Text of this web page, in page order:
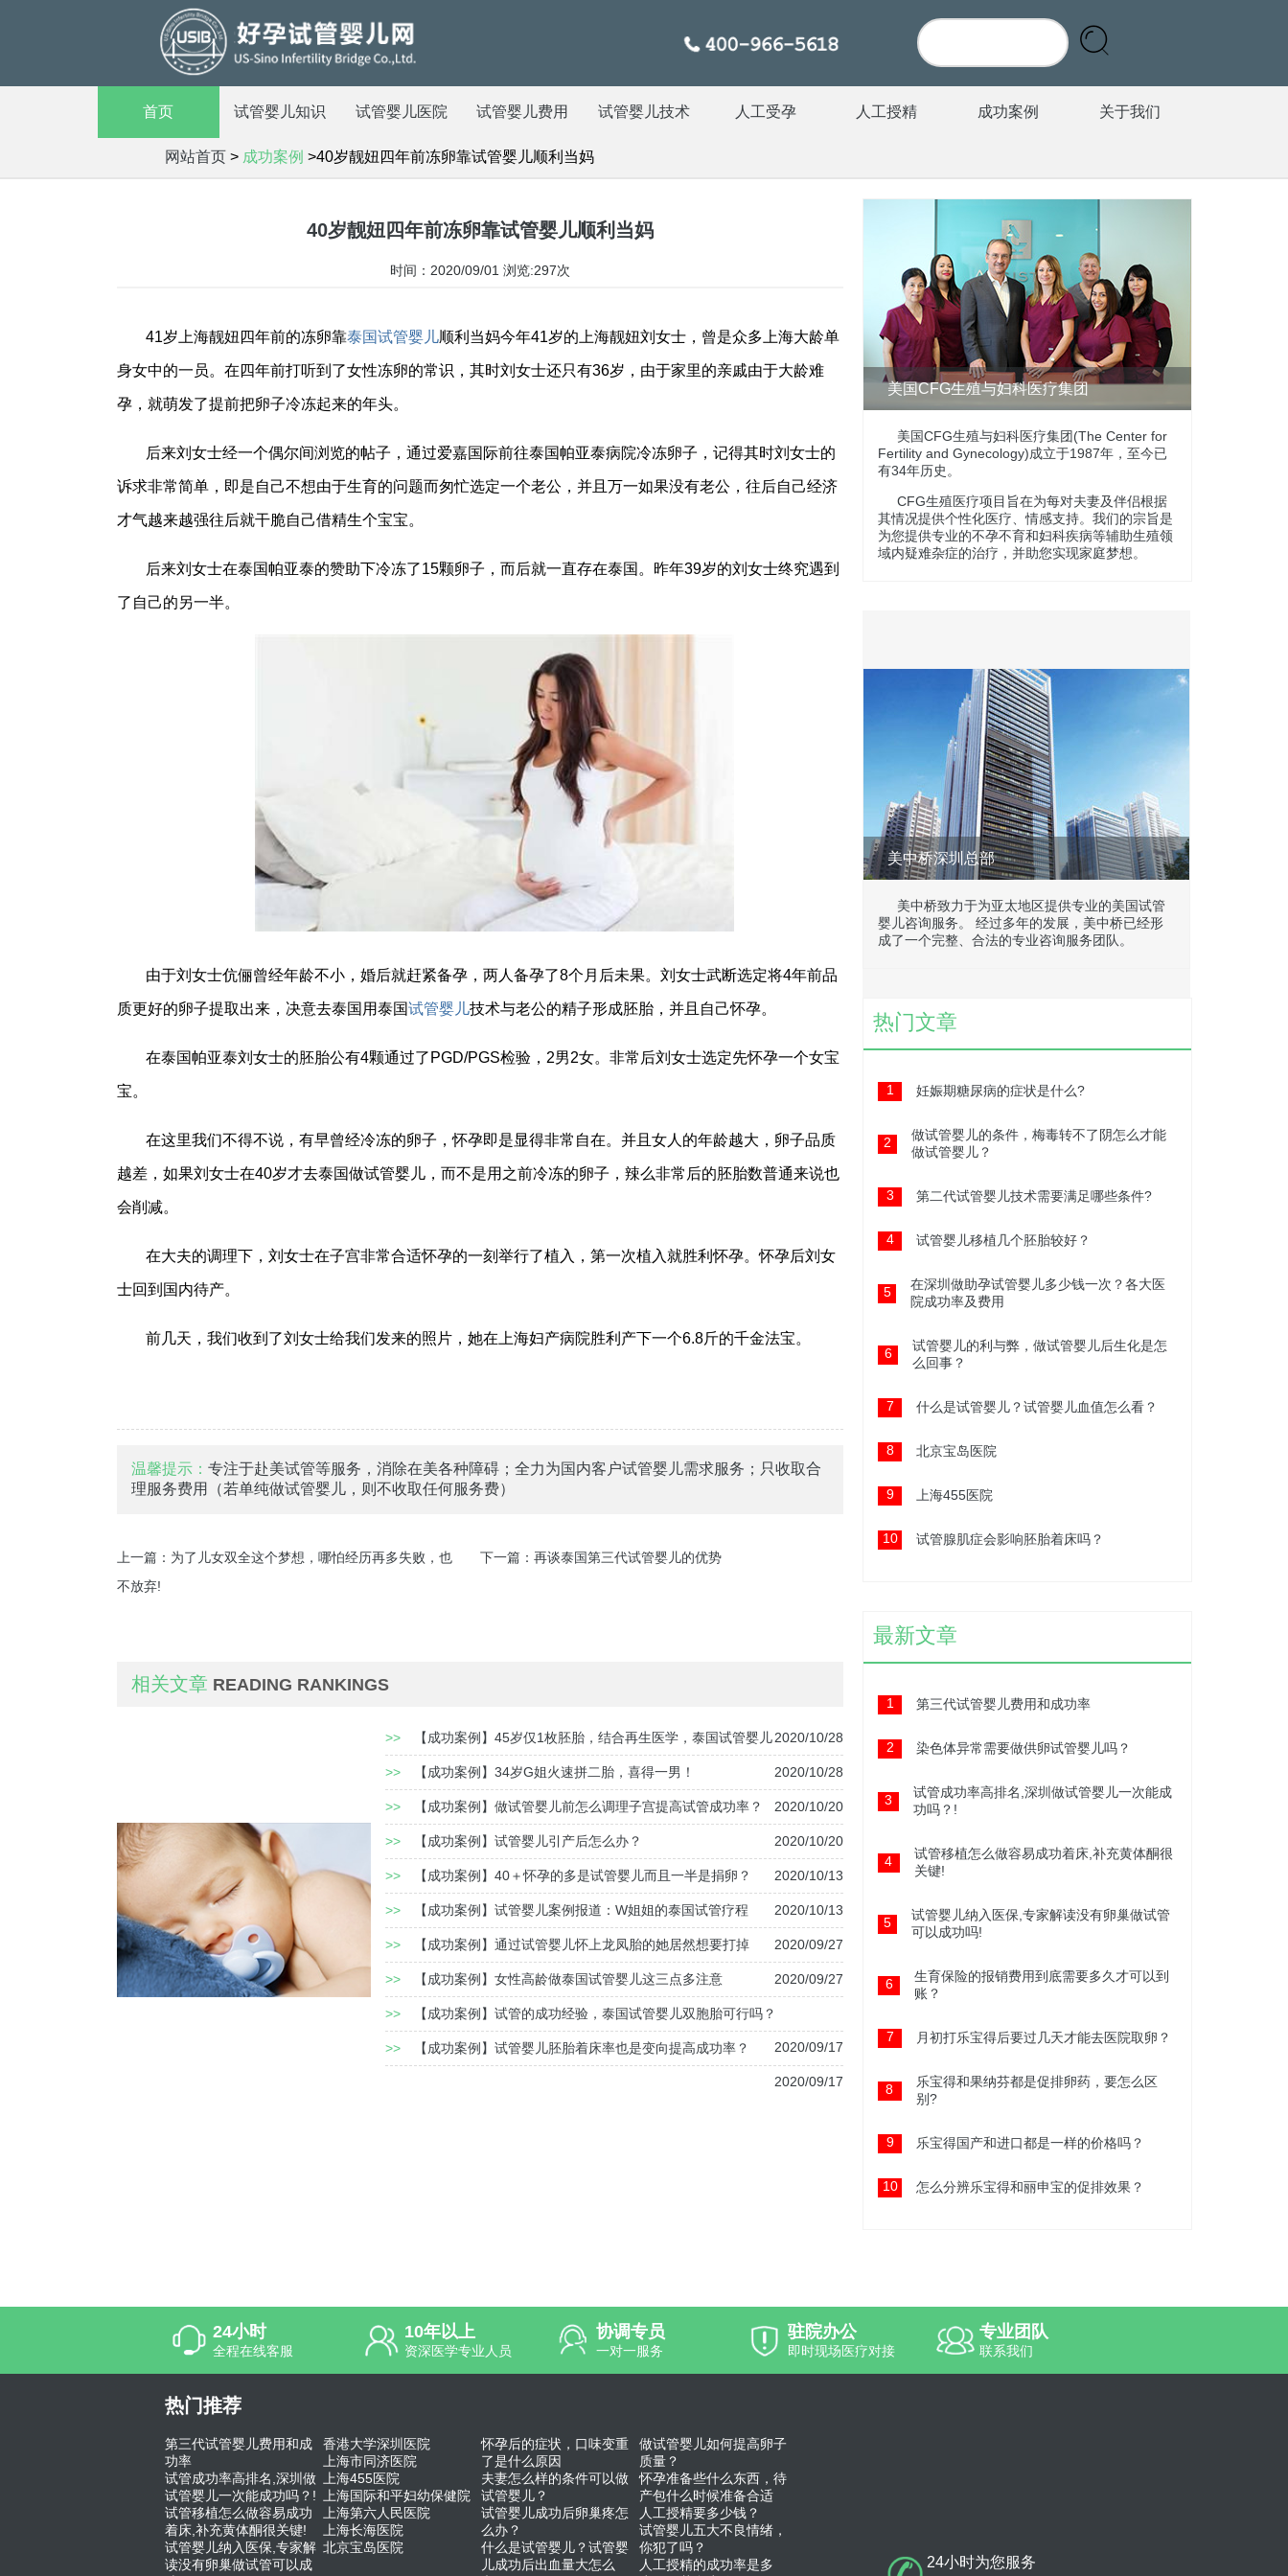
首页 试管婴儿知识 试管婴儿医院 试管婴儿费用 试管婴儿技术 人工受孕 人工授精 成功案例 关于我们
网站首页 > 成功案例 >40岁靓妞四年前冻卵靠试管婴儿顺利当妈
40岁靓妞四年前冻卵靠试管婴儿顺利当妈
时间：2020/09/01 浏览:297次
41岁上海靓妞四年前的冻卵靠泰国试管婴儿顺利当妈今年41岁的上海靓妞刘女士，曾是众多上海大龄单
身女中的一员。在四年前打听到了女性冻卵的常识，其时刘女士还只有36岁，由于家里的亲戚由于大龄难
孕，就萌发了提前把卵子冷冻起来的年头。
后来刘女士经一个偶尔间浏览的帖子，通过爱嘉国际前往泰国帕亚泰病院冷冻卵子，记得其时刘女士的
诉求非常简单，即是自己不想由于生育的问题而匆忙选定一个老公，并且万一如果没有老公，往后自己经济
才气越来越强往后就干脆自己借精生个宝宝。
后来刘女士在泰国帕亚泰的赞助下冷冻了15颗卵子，而后就一直存在泰国。昨年39岁的刘女士终究遇到
了自己的另一半。
由于刘女士伉俪曾经年龄不小，婚后就赶紧备孕，两人备孕了8个月后未果。刘女士武断选定将4年前品
质更好的卵子提取出来，决意去泰国用泰国试管婴儿技术与老公的精子形成胚胎，并且自己怀孕。
在泰国帕亚泰刘女士的胚胎公有4颗通过了PGD/PGS检验，2男2女。非常后刘女士选定先怀孕一个女宝
宝。
在这里我们不得不说，有早曾经冷冻的卵子，怀孕即是显得非常自在。并且女人的年龄越大，卵子品质
越差，如果刘女士在40岁才去泰国做试管婴儿，而不是用之前冷冻的卵子，辣么非常后的胚胎数普通来说也
会削减。
在大夫的调理下，刘女士在子宫非常合适怀孕的一刻举行了植入，第一次植入就胜利怀孕。怀孕后刘女
士回到国内待产。
前几天，我们收到了刘女士给我们发来的照片，她在上海妇产病院胜利产下一个6.8斤的千金法宝。
温馨提示： 专注于赴美试管等服务，消除在美各种障碍；全力为国内客户试管婴儿需求服务；只收取合
理服务费用（若单纯做试管婴儿，则不收取任何服务费）
上一篇： 为了儿女双全这个梦想，哪怕经历再多失败，也
不放弃!
下一篇： 再谈泰国第三代试管婴儿的优势
相关文章 READING RANKINGS
>> 【成功案例】45岁仅1枚胚胎，结合再生医学，泰国试管婴儿2020/10/28
>> 【成功案例】34岁G姐火速拼二胎，喜得一男！ 2020/10/28
>> 【成功案例】做试管婴儿前怎么调理子宫提高试管成功率？ 2020/10/20
>> 【成功案例】试管婴儿引产后怎么办？ 2020/10/20
>> 【成功案例】40＋怀孕的多是试管婴儿而且一半是捐卵？ 2020/10/13
>> 【成功案例】试管婴儿案例报道：W姐姐的泰国试管疗程 2020/10/13
>> 【成功案例】通过试管婴儿怀上龙凤胎的她居然想要打掉 2020/09/27
>> 【成功案例】女性高龄做泰国试管婴儿这三点多注意 2020/09/27
>> 【成功案例】试管的成功经验，泰国试管婴儿双胞胎可行吗？
2020/09/17
>> 【成功案例】试管婴儿胚胎着床率也是变向提高成功率？
2020/09/17
美国CFG生殖与妇科医疗集团
美国CFG生殖与妇科医疗集团(The Center for
Fertility and Gynecology)成立于1987年，至今已
有34年历史。
CFG生殖医疗项目旨在为每对夫妻及伴侣根据
其情况提供个性化医疗、情感支持。我们的宗旨是
为您提供专业的不孕不育和妇科疾病等辅助生殖领
域内疑难杂症的治疗，并助您实现家庭梦想。
美中桥深圳总部
美中桥致力于为亚太地区提供专业的美国试管
婴儿咨询服务。 经过多年的发展，美中桥已经形
成了一个完整、合法的专业咨询服务团队。
热门文章
1 妊娠期糖尿病的症状是什么?
2
做试管婴儿的条件，梅毒转不了阴怎么才能
做试管婴儿？
3 第二代试管婴儿技术需要满足哪些条件?
4 试管婴儿移植几个胚胎较好？
5
在深圳做助孕试管婴儿多少钱一次？各大医
院成功率及费用
6
试管婴儿的利与弊，做试管婴儿后生化是怎
么回事？
7 什么是试管婴儿？试管婴儿血值怎么看？
8 北京宝岛医院
9 上海455医院
10 试管腺肌症会影响胚胎着床吗？
最新文章
1 第三代试管婴儿费用和成功率
2 染色体异常需要做供卵试管婴儿吗？
3
试管成功率高排名,深圳做试管婴儿一次能成
功吗？!
4
试管移植怎么做容易成功着床,补充黄体酮很
关键!
5
试管婴儿纳入医保,专家解读没有卵巢做试管
可以成功吗!
6
生育保险的报销费用到底需要多久才可以到
账？
7 月初打乐宝得后要过几天才能去医院取卵？
8
乐宝得和果纳芬都是促排卵药，要怎么区
别?
9 乐宝得国产和进口都是一样的价格吗？
10 怎么分辨乐宝得和丽申宝的促排效果？
24小时
全程在线客服
10年以上
资深医学专业人员
协调专员
一对一服务
驻院办公
即时现场医疗对接
专业团队
联系我们
热门推荐
第三代试管婴儿费用和成
功率
试管成功率高排名,深圳做
试管婴儿一次能成功吗？!
试管移植怎么做容易成功
着床,补充黄体酮很关键!
试管婴儿纳入医保,专家解
读没有卵巢做试管可以成
香港大学深圳医院
上海市同济医院
上海455医院
上海国际和平妇幼保健院
上海第六人民医院
上海长海医院
北京宝岛医院
怀孕后的症状，口味变重
了是什么原因
夫妻怎么样的条件可以做
试管婴儿？
试管婴儿成功后卵巢疼怎
么办？
什么是试管婴儿？试管婴
儿成功后出血量大怎么
做试管婴儿如何提高卵子
质量？
怀孕准备些什么东西，待
产包什么时候准备合适
人工授精要多少钱？
试管婴儿五大不良情绪，
你犯了吗？
人工授精的成功率是多
24小时为您服务